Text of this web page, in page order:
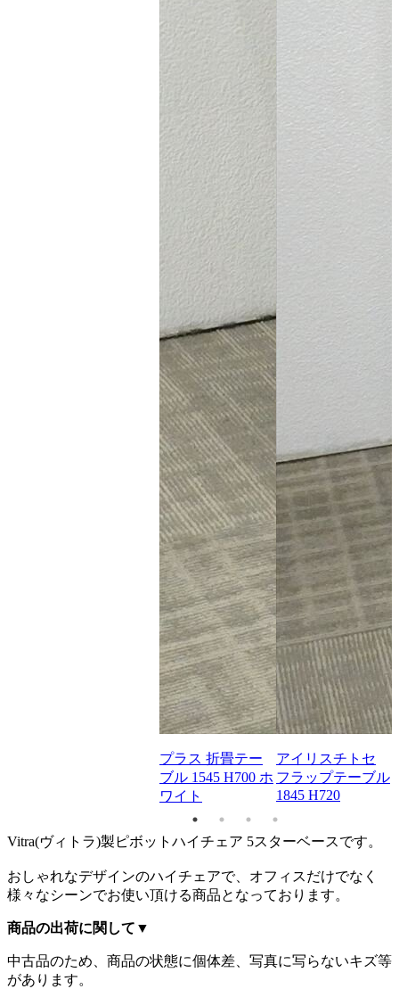
プラス 折畳テー
ブル 1545 H700 ホ
ワイト
アイリスチトセ
フラップテーブル
1845 H720
Vitra(ヴィトラ)製ピボットハイチェア 5スターベースです。
おしゃれなデザインのハイチェアで、オフィスだけでなく
様々なシーンでお使い頂ける商品となっております。
商品の出荷に関して ▼
中古品のため、商品の状態に個体差、写真に写らないキズ等
があります。